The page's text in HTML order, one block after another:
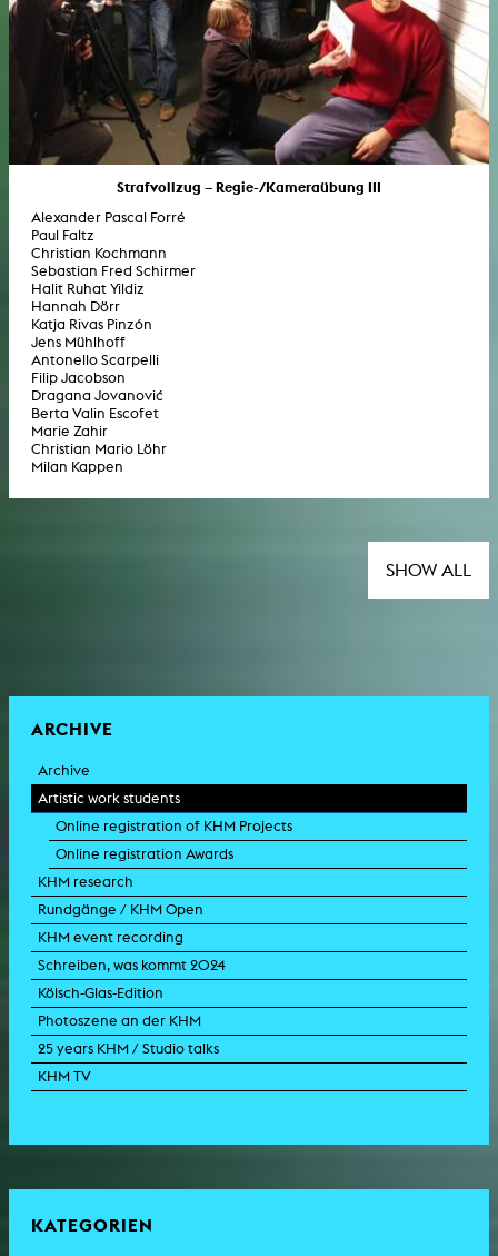
Strafvollzug – Regie-/Kameraübung III
Alexander Pascal Forré
Paul Faltz
Christian Kochmann
Sebastian Fred Schirmer
Halit Ruhat Yildiz
Hannah Dörr
Katja Rivas Pinzón
Jens Mühlhoff
Antonello Scarpelli
Filip Jacobson
Dragana Jovanović
Berta Valin Escofet
Marie Zahir
Christian Mario Löhr
Milan Kappen
SHOW ALL
ARCHIVE
Archive
Artistic work students
Online registration of KHM Projects
Online registration Awards
KHM research
Rundgänge / KHM Open
KHM event recording
Schreiben, was kommt 2024
Kölsch-Glas-Edition
Photoszene an der KHM
25 years KHM / Studio talks
KHM TV
KATEGORIEN